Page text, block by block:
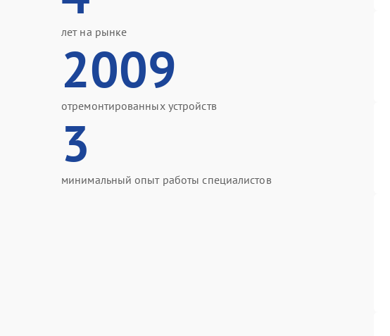
лет на рынке
2009
отремонтированных устройств
3
минимальный опыт работы специалистов